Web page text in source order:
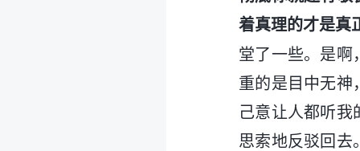
着真理的才是真
堂了一些。是啊
重的是目中无神
己意让人都听
思索地反驳回去